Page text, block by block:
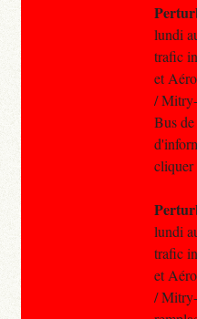
lundi
trafic
et
/
Bus
cliquer
lundi
trafic
et
/